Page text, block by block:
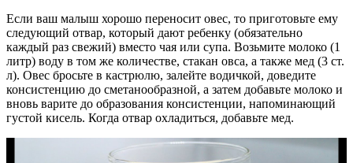
Если ваш малыш хорошо переносит овес, то приготовьте ему
следующий отвар, который дают ребенку (обязательно
каждый раз свежий) вместо чая или супа. Возьмите молоко (1
литр) воду в том же количестве, стакан овса, а также мед (3 ст.
л). Овес бросьте в кастрюлю, залейте водичкой, доведите
консистенцию до сметанообразной, а затем добавьте молоко и
вновь варите до образования консистенции, напоминающий
густой кисель. Когда отвар охладиться, добавьте мед.